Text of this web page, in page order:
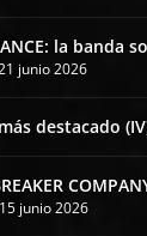
la banda
junio 2026
destacado
15 junio 2026